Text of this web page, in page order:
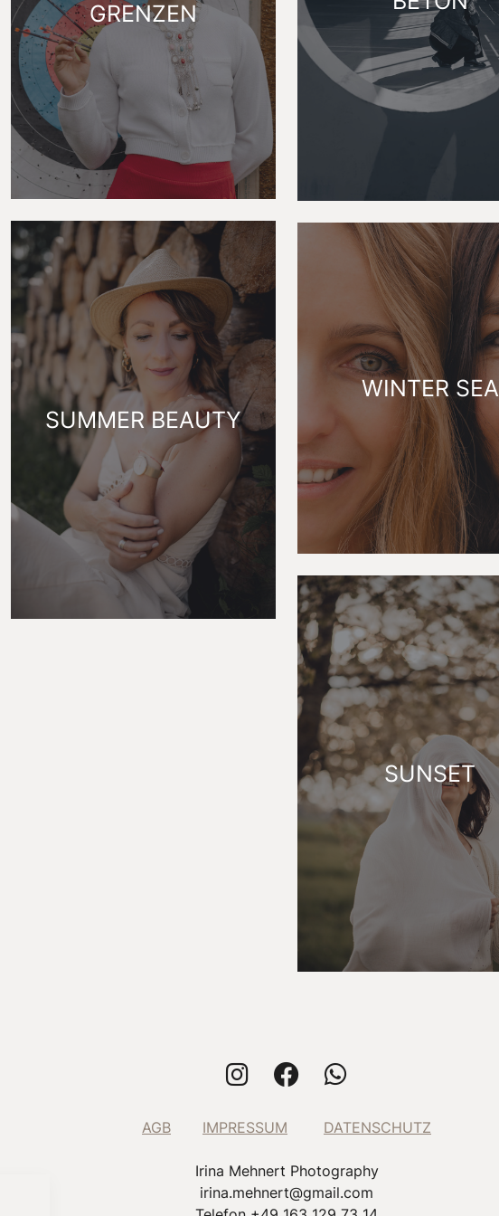
GRENZEN
SUMMER BEAUTY
WINTER SEA
SUNSET
AGB IMPRESSUM DATENSCHUTZ
Irina Mehnert Photography
irina.mehnert@gmail.com